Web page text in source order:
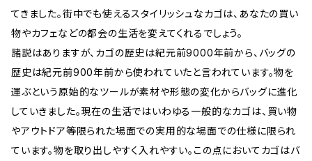
てきました。街中でも使えるスタイリッシュなカゴは、あなたの買い
物やカフェなどの都会の生活を変えてくれるでしょう。
諸説はありますが、カゴの歴史は紀元前9000年前から、バッグの
歴史は紀元前900年前から使われていたと言われています。物を
運ぶという原始的なツールが素材や形態の変化からバッグに進化
していきました。現在の生活ではいわゆる一般的なカゴは、買い物
やアウトドア等限られた場面での実用的な場面での仕様に限られ
ています。物を取り出しやすく入れやすい。この点においてカゴはバ